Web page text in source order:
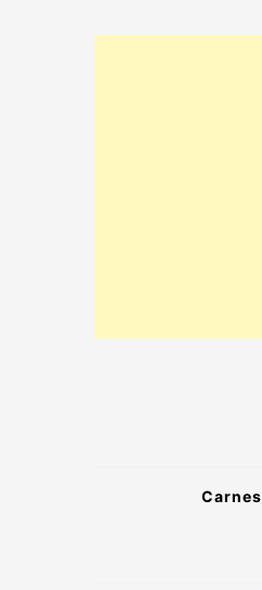
Carnes